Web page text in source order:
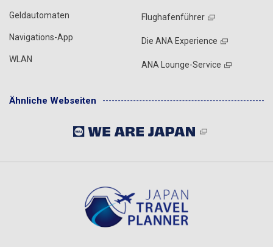
Geldautomaten
Navigations-App
WLAN
Flughafenführer
Die ANA Experience
ANA Lounge-Service
Ähnliche Webseiten